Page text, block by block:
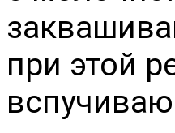
при этой